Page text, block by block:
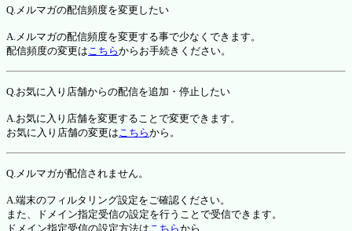
Q.メルマガの配信頻度を変更したい
A.メルマガの配信頻度を変更する事で少なくできます。
配信頻度の変更はこちらからお手続きください。
Q.お気に入り店舗からの配信を追加・停止したい
A.お気に入り店舗を変更することで変更できます。
お気に入り店舗の変更はこちらから。
Q.メルマガが配信されません。
A.端末のフィルタリング設定をご確認ください。
また、ドメイン指定受信の設定を行うことで受信できます。
ドメイン指定受信の設定方法はこちらから